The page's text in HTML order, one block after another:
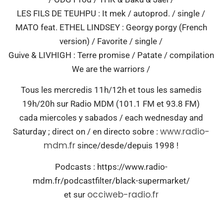
LES FILS DE TEUHPU : It mek / autoprod. / single /
MATO feat. ETHEL LINDSEY : Georgy porgy (French
version) / Favorite / single /
Guive & LIVHIGH : Terre promise / Patate / compilation
We are the warriors /
Tous les mercredis 11h/12h et tous les samedis
19h/20h sur Radio MDM (101.1 FM et 93.8 FM)
cada miercoles y sabados / each wednesday and
Saturday ; direct on / en directo sobre : www.radio-
mdm.fr since/desde/depuis 1998 !
Podcasts : https://www.radio-
mdm.fr/podcastfilter/black-supermarket/
et sur occiweb-radio.fr